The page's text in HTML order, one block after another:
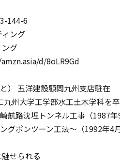
144-6
ング
グ
d/8oLR9Gd
） 五洋建設顧問九州⽀店駐在
州⼤学⼯学部⽔⼯⼟⽊学科を
航路沈埋トンネル⼯事（1987
グポンツーン⼯法〜（1992年4
せられる